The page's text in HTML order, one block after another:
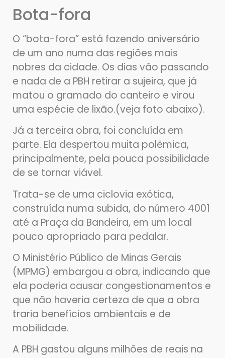
Bota-fora
O “bota-fora” está fazendo aniversário
de um ano numa das regiões mais
nobres da cidade. Os dias vão passando
e nada de a PBH retirar a sujeira, que já
matou o gramado do canteiro e virou
uma espécie de lixão.(veja foto abaixo).
Já a terceira obra, foi concluída em
parte. Ela despertou muita polêmica,
principalmente, pela pouca possibilidade
de se tornar viável.
Trata-se de uma ciclovia exótica,
construída numa subida, do número 4001
até a Praça da Bandeira, em um local
pouco apropriado para pedalar.
O Ministério Público de Minas Gerais
(MPMG) embargou a obra, indicando que
ela poderia causar congestionamentos e
que não haveria certeza de que a obra
traria benefícios ambientais e de
mobilidade.
A PBH gastou alguns milhões de reais na